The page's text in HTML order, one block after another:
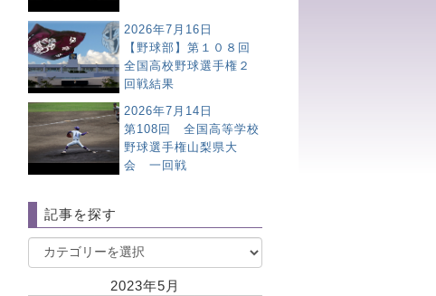
2026年7月16日
【野球部】第１０８回
全国高校野球選手権２
回戦結果
2026年7月14日
第108回 全国高等学校
野球選手権山梨県大
会 一回戦
記事を探す
2023年5月